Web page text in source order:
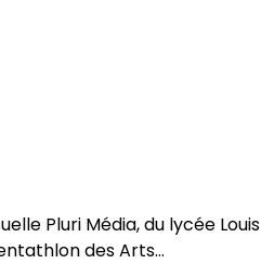
Pluri Média, du lycée Louis
des Arts…